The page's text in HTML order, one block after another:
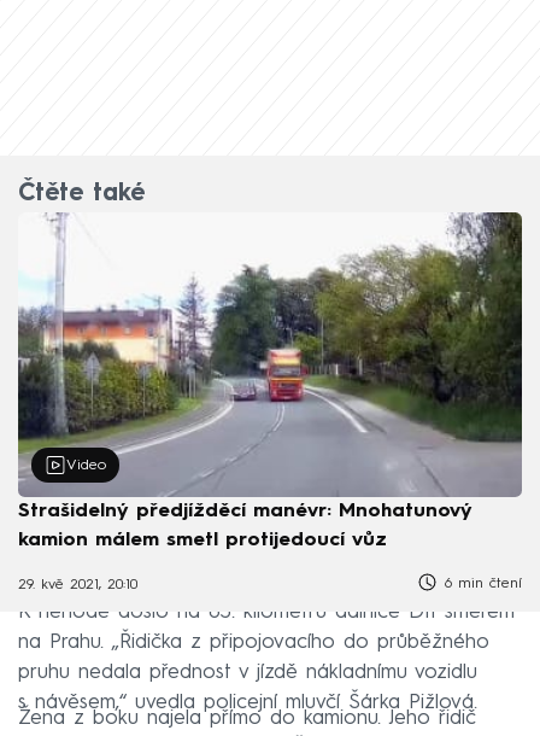
Čtěte také
Video
Strašidelný předjížděcí manévr: Mnohatunový
kamion málem smetl protijedoucí vůz
29. kvě 2021, 20:10 6 min čtení
K nehodě došlo na 83. kilometru dálnice D11 směrem
na Prahu. „Řidička z připojovacího do průběžného
pruhu nedala přednost v jízdě nákladnímu vozidlu
s návěsem,“ uvedla policejní mluvčí Šárka Pižlová.
Žena z boku najela přímo do kamionu. Jeho řidič